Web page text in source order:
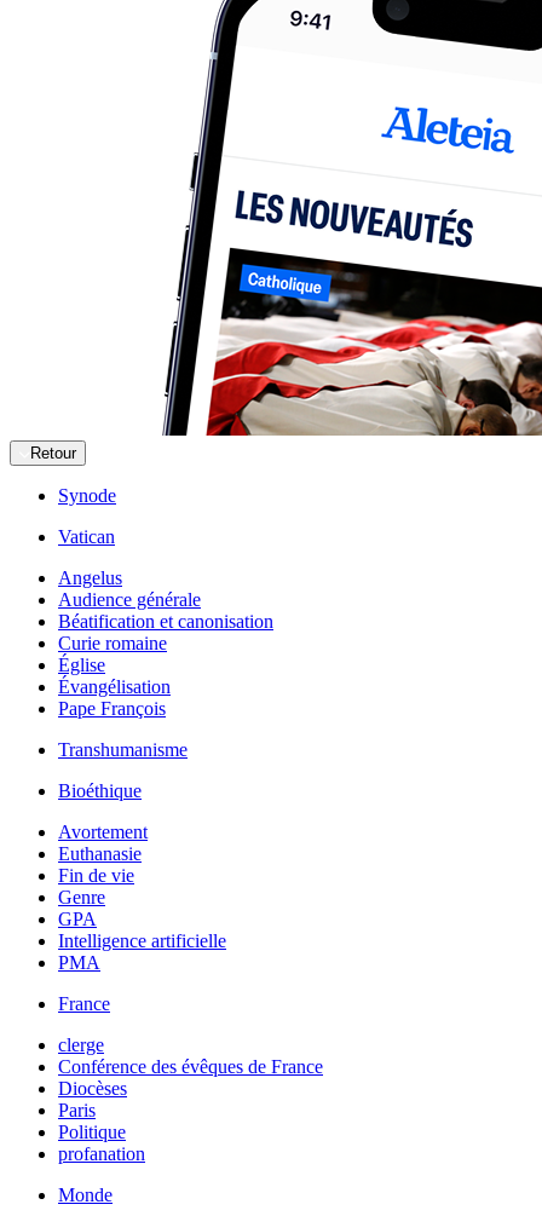
Retour
Synode
Vatican
Angelus
Audience générale
Béatification et canonisation
Curie romaine
Église
Évangélisation
Pape François
Transhumanisme
Bioéthique
Avortement
Euthanasie
Fin de vie
Genre
GPA
Intelligence artificielle
PMA
France
clerge
Conférence des évêques de France
Diocèses
Paris
Politique
profanation
Monde